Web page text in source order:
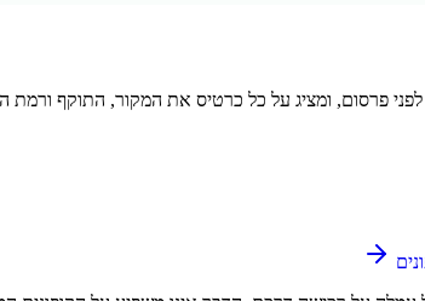
פרסום, ומציג על כל כרטיס את המקור, התוקף ורמת